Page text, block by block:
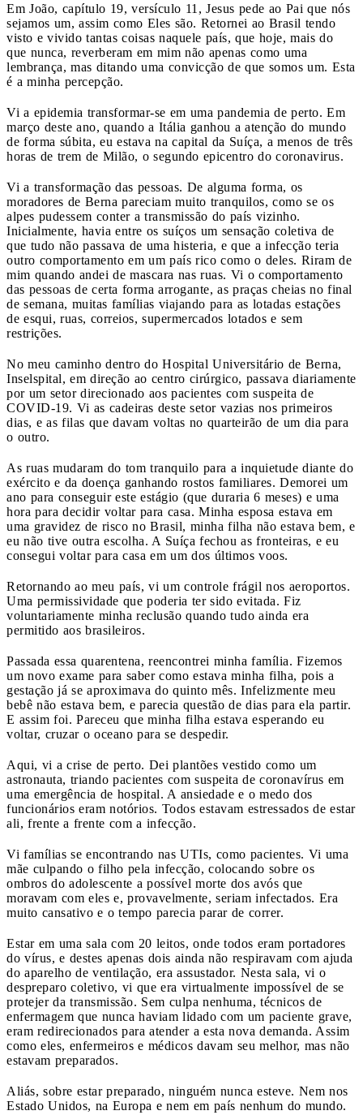
Em João, capítulo 19, versículo 11, Jesus pede ao Pai que nós
sejamos um, assim como Eles são. Retornei ao Brasil tendo
visto e vivido tantas coisas naquele país, que hoje, mais do
que nunca, reverberam em mim não apenas como uma
lembrança, mas ditando uma convicção de que somos um. Esta
é a minha percepção.
Vi a epidemia transformar-se em uma pandemia de perto. Em
março deste ano, quando a Itália ganhou a atenção do mundo
de forma súbita, eu estava na capital da Suíça, a menos de três
horas de trem de Milão, o segundo epicentro do coronavirus.
Vi a transformação das pessoas. De alguma forma, os
moradores de Berna pareciam muito tranquilos, como se os
alpes pudessem conter a transmissão do país vizinho.
Inicialmente, havia entre os suíços um sensação coletiva de
que tudo não passava de uma histeria, e que a infecção teria
outro comportamento em um país rico como o deles. Riram de
mim quando andei de mascara nas ruas. Vi o comportamento
das pessoas de certa forma arrogante, as praças cheias no final
de semana, muitas famílias viajando para as lotadas estações
de esqui, ruas, correios, supermercados lotados e sem
restrições.
No meu caminho dentro do Hospital Universitário de Berna,
Inselspital, em direção ao centro cirúrgico, passava diariamente
por um setor direcionado aos pacientes com suspeita de
COVID-19. Vi as cadeiras deste setor vazias nos primeiros
dias, e as filas que davam voltas no quarteirão de um dia para
o outro.
As ruas mudaram do tom tranquilo para a inquietude diante do
exército e da doença ganhando rostos familiares. Demorei um
ano para conseguir este estágio (que duraria 6 meses) e uma
hora para decidir voltar para casa. Minha esposa estava em
uma gravidez de risco no Brasil, minha filha não estava bem, e
eu não tive outra escolha. A Suíça fechou as fronteiras, e eu
consegui voltar para casa em um dos últimos voos.
Retornando ao meu país, vi um controle frágil nos aeroportos.
Uma permissividade que poderia ter sido evitada. Fiz
voluntariamente minha reclusão quando tudo ainda era
permitido aos brasileiros.
Passada essa quarentena, reencontrei minha família. Fizemos
um novo exame para saber como estava minha filha, pois a
gestação já se aproximava do quinto mês. Infelizmente meu
bebê não estava bem, e parecia questão de dias para ela partir.
E assim foi. Pareceu que minha filha estava esperando eu
voltar, cruzar o oceano para se despedir.
Aqui, vi a crise de perto. Dei plantões vestido como um
astronauta, triando pacientes com suspeita de coronavírus em
uma emergência de hospital. A ansiedade e o medo dos
funcionários eram notórios. Todos estavam estressados de estar
ali, frente a frente com a infecção.
Vi famílias se encontrando nas UTIs, como pacientes. Vi uma
mãe culpando o filho pela infecção, colocando sobre os
ombros do adolescente a possível morte dos avós que
moravam com eles e, provavelmente, seriam infectados. Era
muito cansativo e o tempo parecia parar de correr.
Estar em uma sala com 20 leitos, onde todos eram portadores
do vírus, e destes apenas dois ainda não respiravam com ajuda
do aparelho de ventilação, era assustador. Nesta sala, vi o
despreparo coletivo, vi que era virtualmente impossível de se
protejer da transmissão. Sem culpa nenhuma, técnicos de
enfermagem que nunca haviam lidado com um paciente grave,
eram redirecionados para atender a esta nova demanda. Assim
como eles, enfermeiros e médicos davam seu melhor, mas não
estavam preparados.
Aliás, sobre estar preparado, ninguém nunca esteve. Nem nos
Estado Unidos, na Europa e nem em país nenhum do mundo.